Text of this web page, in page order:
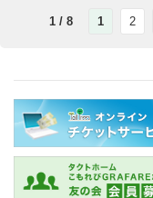
1 / 8 1 2